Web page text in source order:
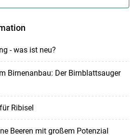
- was ist neu?
Birnenanbau: Der Birnblattsauger
Ribisel
Beeren mit großem Potenzial